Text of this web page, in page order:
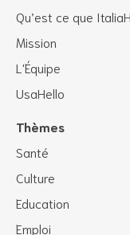
Qu’est ce que
Mission
L'Équipe
UsaHello
Thèmes
Santé
Culture
Education
Emploi